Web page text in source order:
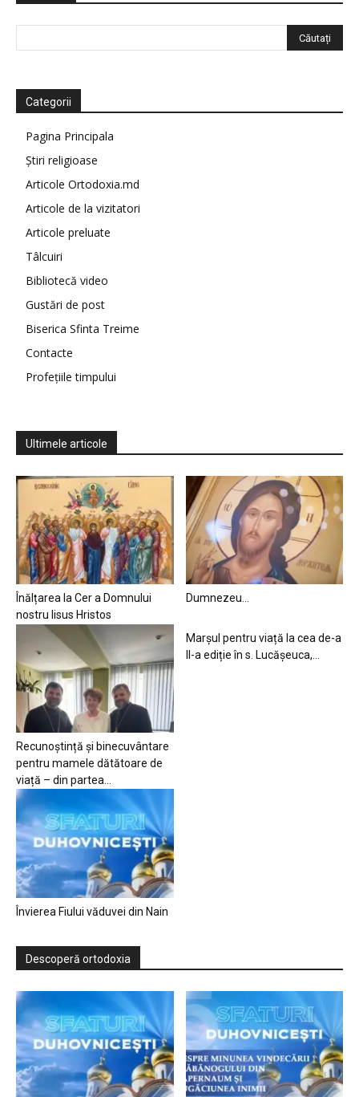
Categorii
Pagina Principala
Știri religioase
Articole Ortodoxia.md
Articole de la vizitatori
Articole preluate
Tâlcuiri
Bibliotecă video
Gustări de post
Biserica Sfinta Treime
Contacte
Profețiile timpului
Ultimele articole
Înălțarea la Cer a Domnului
nostru Iisus Hristos
Dumnezeu…
Recunoștință și binecuvântare
pentru mamele dătătoare de
viață – din partea...
Marșul pentru viață la cea de-a
II-a ediție în s. Lucășeuca,...
Învierea Fiului văduvei din Nain
Descoperă ortodoxia